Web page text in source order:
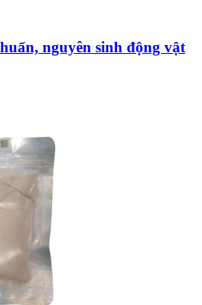
nguyên sinh động vật